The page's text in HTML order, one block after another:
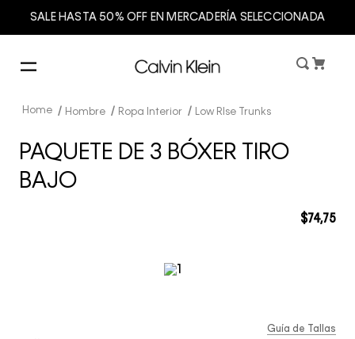
SALE HASTA 50% OFF EN MERCADERÍA SELECCIONADA
Hombre Ropa Interior Low RIse Trunks
PAQUETE DE 3 BÓXER TIRO
BAJO
$74,75
Guía de Tallas